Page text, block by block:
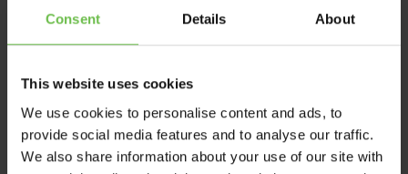
Consent Details About
This website uses cookies
We use cookies to personalise content and ads, to
provide social media features and to analyse our traffic.
We also share information about your use of our site with
Le congrès national de gynécologie
Day of BEAUTY pour les
professionnels reporté au 13
février 2021
Day of BEAUTY est le salon annuel